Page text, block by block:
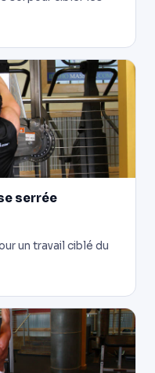
serrée
un travail ciblé du